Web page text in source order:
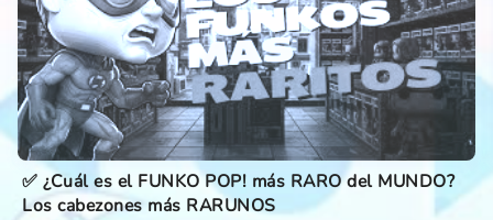
✅ ¿Cuál es el FUNKO POP! más RARO del MUNDO?
Los cabezones más RARUNOS